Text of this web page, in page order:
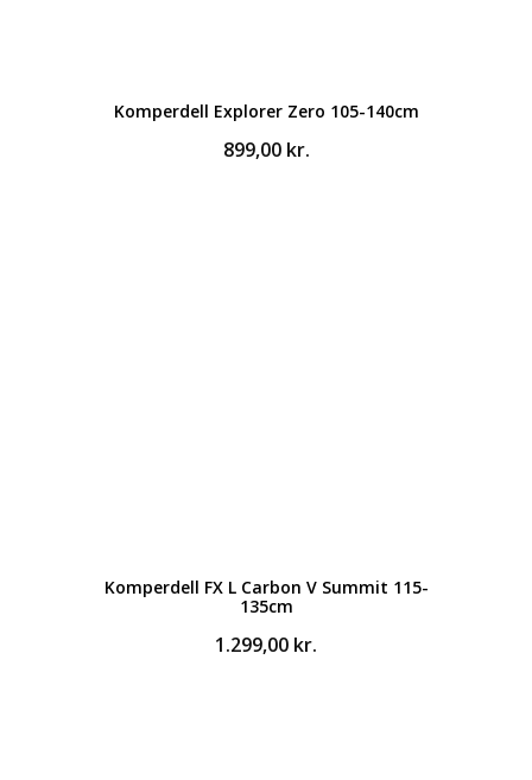
Komperdell Explorer Zero 105-140cm
899,00 kr.
Komperdell FX L Carbon V Summit 115-
135cm
1.299,00 kr.